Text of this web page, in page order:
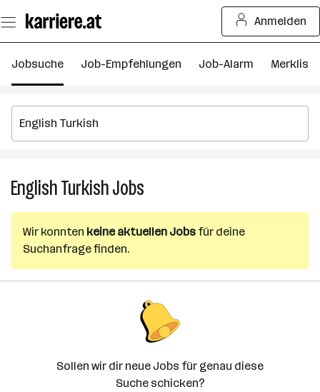
Seiteninhalt
springen
Anmelden
Jobsuche Job-Empfehlungen Job-Alarm Merkliste
English TurkishJobs
Wir konnten keine aktuellen Jobs für deine
Suchanfrage finden.
Sollen wir dir neue Jobs für genau diese
Suche schicken?